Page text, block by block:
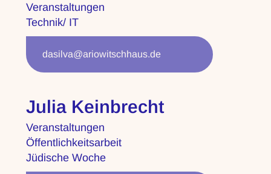
Veranstaltungen
Technik/ IT
dasilva@ariowitschhaus.de
Julia Keinbrecht
Veranstaltungen
Öffentlichkeitsarbeit
Jüdische Woche